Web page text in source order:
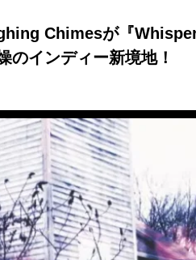
Chimesが『
インディー新境地！